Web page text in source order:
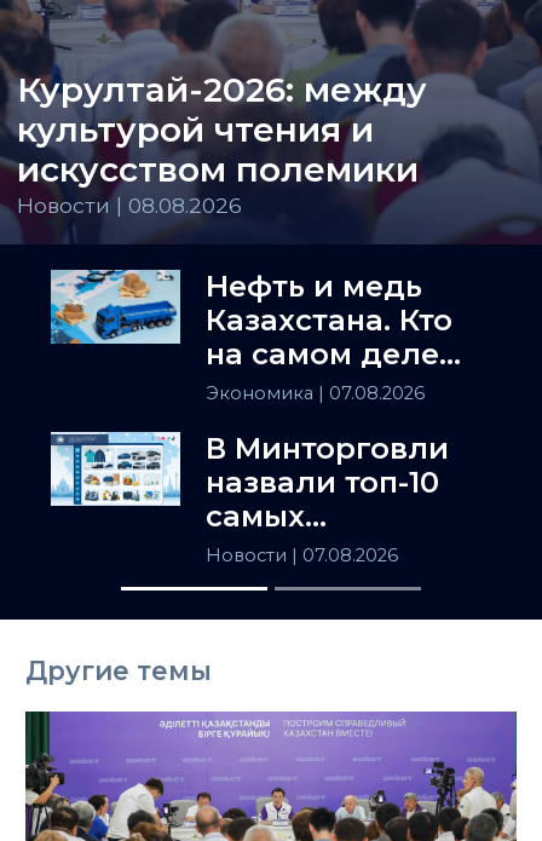
Курултай-2026: между
культурой чтения и
искусством полемики
Новости | 08.08.2026
Нефть и медь
Казахстана. Кто
на самом деле
держит
Азию
Экономика | 07.08.2026
В Минторговли
назвали топ-10
самых
популярных
товаров в
Казахстане
Новости | 07.08.2026
Другие темы